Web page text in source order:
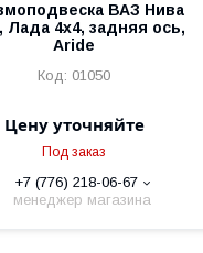
ВАЗ Нива
Лада 4x4, задняя ось,
Aride
01050
Цену уточняйте
Под заказ
+7 (776) 218-06-67
менеджер магазина